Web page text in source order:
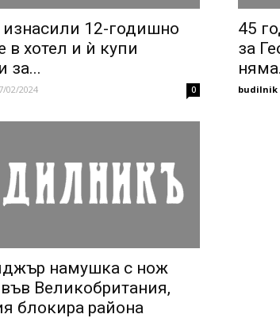
изнасили 12-годишно
в хотел и ѝ купи
за...
02/2024 0
45
за
budilnik
намушка с нож
Великобритания,
блокира района